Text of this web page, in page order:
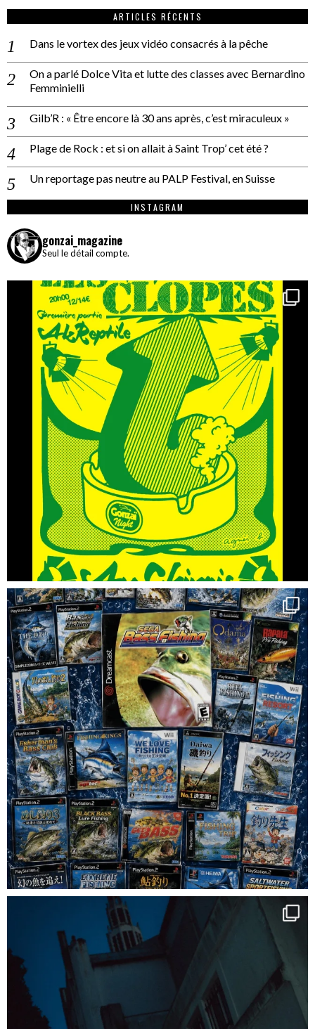
ARTICLES RÉCENTS
Dans le vortex des jeux vidéo consacrés à la pêche
On a parlé Dolce Vita et lutte des classes avec Bernardino
Femminielli
Gilb’R : « Être encore là 30 ans après, c’est miraculeux »
Plage de Rock : et si on allait à Saint Trop’ cet été ?
Un reportage pas neutre au PALP Festival, en Suisse
INSTAGRAM
gonzai_magazine
Seul le détail compte.